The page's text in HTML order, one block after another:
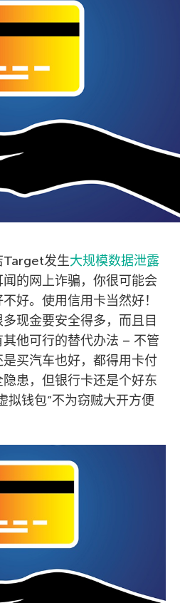
Target发生大规模数据泄露
的网上诈骗，你很可能会
好。使用信用卡当然好！
现金要安全得多，而且目
他可行的替代办法 – 不管
买汽车也好，都得用卡付
患，但银行卡还是个好东
拟钱包”不为窃贼大开方便